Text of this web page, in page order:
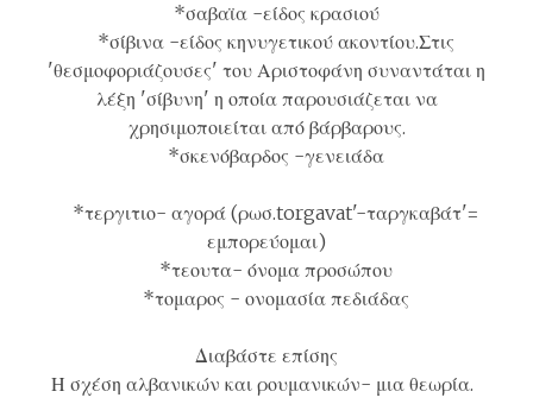
*σαβαϊα -είδος κρασιού
*σίβινα -είδος κηνυγετικού ακοντίου.Στις
'θεσμοφοριάζουσες' του Αριστοφάνη συναντάται η
λέξη 'σίβυνη' η οποία παρουσιάζεται να
χρησιμοποιείται από βάρβαρους.
*σκενόβαρδος -γενειάδα
*τεργιτιο- αγορά (ρωσ.torgavat'-ταργκαβάτ'=
εμπορεύομαι)
*τεουτα- όνομα προσώπου
*τομαρος - ονομασία πεδιάδας
Διαβάστε επίσης
Η σχέση αλβανικών και ρουμανικών- μια θεωρία.